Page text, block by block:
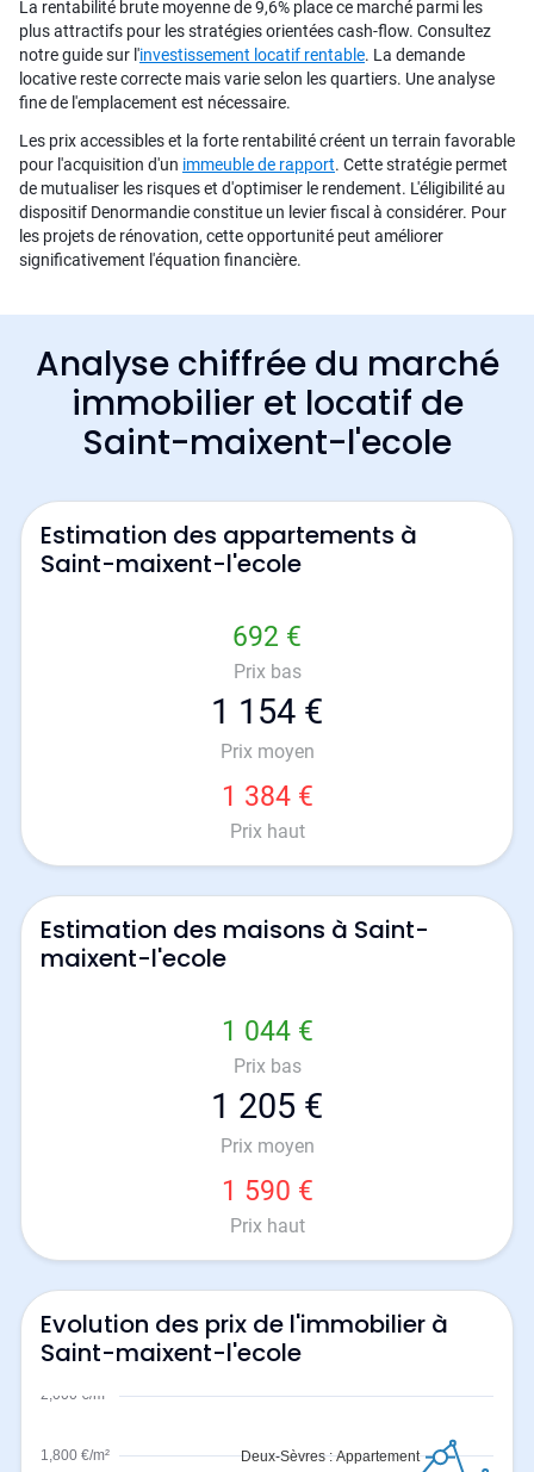
La rentabilité brute moyenne de 9,6% place ce marché parmi les
plus attractifs pour les stratégies orientées cash-flow. Consultez
notre guide sur l'investissement locatif rentable. La demande
locative reste correcte mais varie selon les quartiers. Une analyse
fine de l'emplacement est nécessaire.
Les prix accessibles et la forte rentabilité créent un terrain favorable
pour l'acquisition d'un immeuble de rapport. Cette stratégie permet
de mutualiser les risques et d'optimiser le rendement. L'éligibilité au
dispositif Denormandie constitue un levier fiscal à considérer. Pour
les projets de rénovation, cette opportunité peut améliorer
significativement l'équation financière.
Analyse chiffrée du marché
immobilier et locatif de
Saint-maixent-l'ecole
Estimation des appartements à
Saint-maixent-l'ecole
692 €
Prix bas
1 154 €
Prix moyen
1 384 €
Prix haut
Estimation des maisons à Saint-
maixent-l'ecole
1 044 €
Prix bas
1 205 €
Prix moyen
1 590 €
Prix haut
Evolution des prix de l'immobilier à
Saint-maixent-l'ecole